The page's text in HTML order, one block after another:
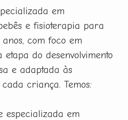
em
e fisioterapia para
com foco em
do desenvolvimento
e adaptada às
criança. Temos:
especializada em